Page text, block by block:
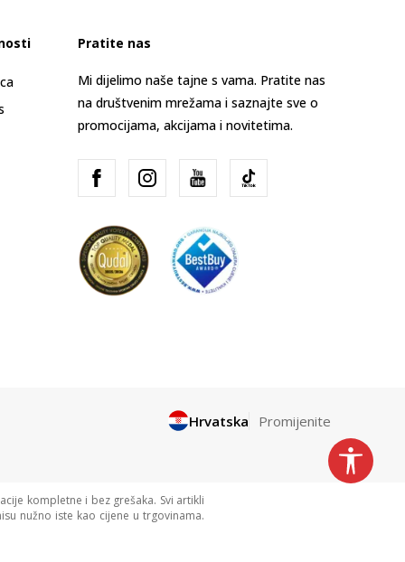
Pratite nas
Mi dijelimo naše tajne s vama. Pratite nas
na društvenim mrežama i saznajte sve o
promocijama, akcijama i novitetima.
Hrvatska Promijenite
kompletne i bez grešaka. Svi artikli
nužno iste kao cijene u trgovinama.